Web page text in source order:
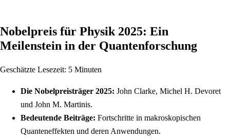
Nobelpreis für Physik 2025: Ein
Meilenstein in der Quantenforschung
Geschätzte Lesezeit: 5 Minuten
Die Nobelpreisträger 2025: John Clarke, Michel H. Devoret
und John M. Martinis.
Bedeutende Beiträge: Fortschritte in makroskopischen
Quanteneffekten und deren Anwendungen.